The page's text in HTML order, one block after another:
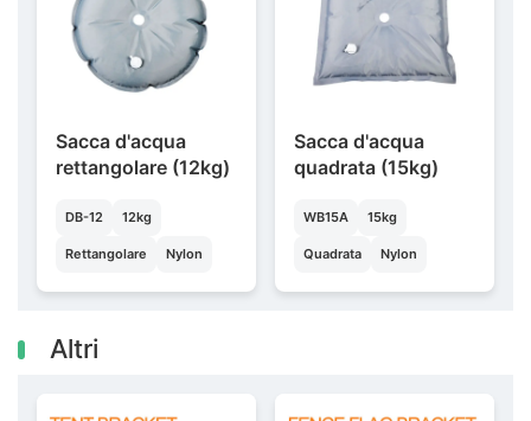
Sacca d'acqua
rettangolare (12kg)
DB-12 12kg
Rettangolare Nylon
Sacca d'acqua
quadrata (15kg)
WB15A 15kg
Quadrata Nylon
Altri